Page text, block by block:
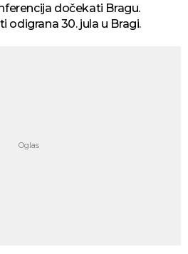
dočekati Bragu.
odigrana 30. jula u Bragi.